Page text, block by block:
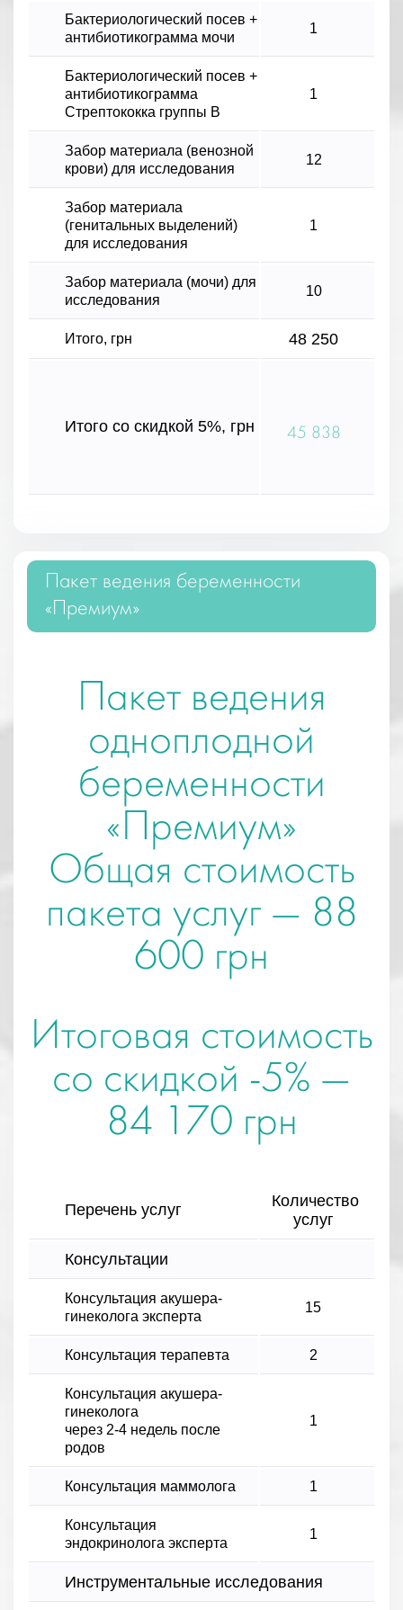
Бактериологический посев +
антибиотикограмма мочи
1
Бактериологический посев +
антибиотикограмма
Стрептококка группы B
1
Забор материала (венозной
крови) для исследования
12
Забор материала
(генитальных выделений)
для исследования
1
Забор материала (мочи) для
исследования
10
Итого, грн 48 250
Итого со скидкой 5%, грн 45 838
Пакет ведения беременности
«Премиум»
Пакет ведения
одноплодной
беременности
«Премиум»
Общая стоимость
пакета услуг — 88
600 грн
Итоговая стоимость
со скидкой -5% —
84 170 грн
Перечень услуг
Количество
услуг
Консультации
Консультация акушера-
гинеколога эксперта
15
Консультация терапевта 2
Консультация акушера-
гинеколога
через 2-4 недель после
родов
1
Консультация маммолога 1
Консультация
эндокринолога эксперта
1
Инструментальные исследования